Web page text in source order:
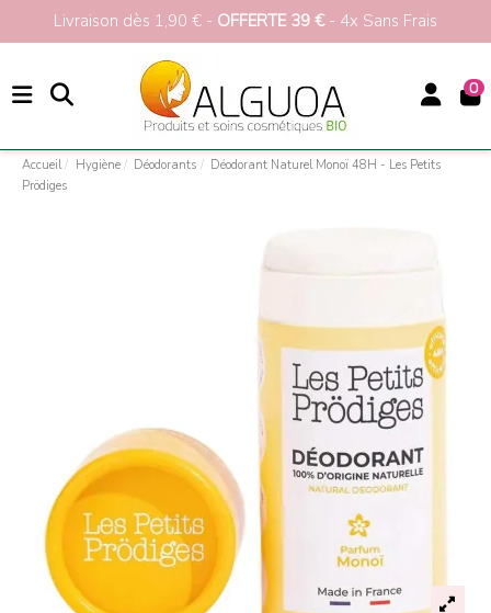
Livraison dès 1,90 € - OFFERTE 39 €- 4x Sans Frais
0
Accueil Hygiène Déodorants
Déodorant Naturel Monoï 48H - Les Petits
Prödiges